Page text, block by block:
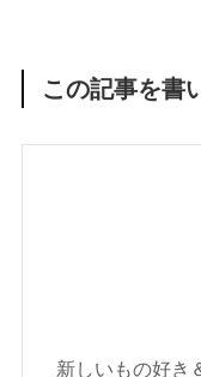
この記事を書
新しいもの好き